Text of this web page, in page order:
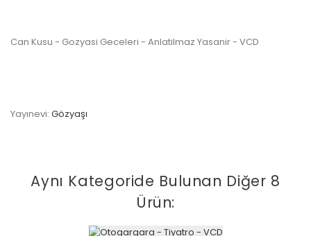
Can Kusu - Gozyasi Geceleri - Anlatilmaz Yasanir - VCD
Yayınevi: Gözyaşı
Aynı Kategoride Bulunan Diğer 8
Ürün: